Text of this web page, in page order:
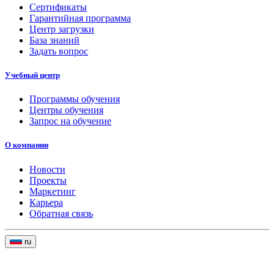
Сертификаты
Гарантийная программа
Центр загрузки
База знаний
Задать вопрос
Учебный центр
Программы обучения
Центры обучения
Запрос на обучение
О компании
Новости
Проекты
Маркетинг
Карьера
Обратная связь
ru